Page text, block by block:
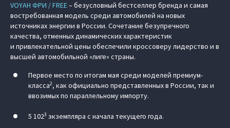
VOYAH ФРИ / FREE– безусловный бестселлер бренда и самая
востребованная модель среди автомобилей на новых
источниках энергии в России. Сочетание безупречного
качества, отменных динамических характеристик
и привлекательной цены обеспечили кроссоверу лидерство и в
высшей автомобильной «лиге» страны.
Первое место по итогам мая среди моделей премиум-
класса2, как официально представленных в России, так и
ввозимых по параллельному импорту.
5 1023 экземпляра с начала текущего года.